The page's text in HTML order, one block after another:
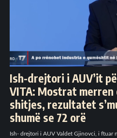
Ish-drejtori i AUV’it
VITA: Mostrat merren
shitjes, rezultatet
shumë se 72 orë
Ish- drejtori i AUV Valdet Gjinovci, i ftuar